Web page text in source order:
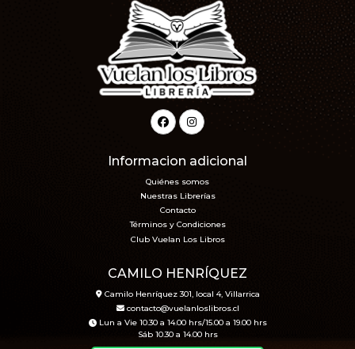
Informacion adicional
Quiénes somos
Nuestras Librerías
Contacto
Términos y Condiciones
Club Vuelan Los Libros
CAMILO HENRÍQUEZ
Camilo Henríquez 301, local 4, Villarrica
contacto@vuelanloslibros.cl
Lun a Vie 10.30 a 14.00 hrs/15.00 a 19.00 hrs
Sáb 10.30 a 14.00 hrs